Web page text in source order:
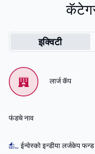
इक्विटी
लार्ज कॅप
फंडचे नाव
ईन्वेस्को इन्डीया लर्जकेप